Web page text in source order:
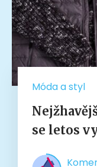
Móda a styl
se letos